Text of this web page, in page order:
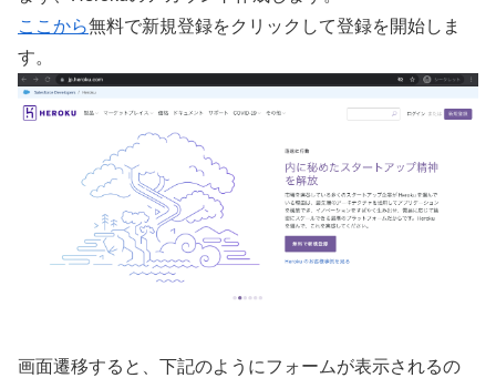
ここから無料で新規登録をクリックして登録を開始しま
す。
画面遷移すると、下記のようにフォームが表示されるの